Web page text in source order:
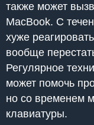
также может
MacBook. С
хуже
вообще
Регулярное
может помочь
но со временем
клавиатуры.